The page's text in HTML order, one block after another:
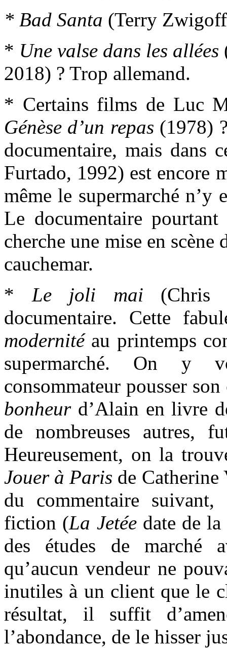
* Bad Santa (Terry
* Une valse dans les allées
2018) ? Trop allemand.
* Certains films de Luc
Génèse d’un repas (1978)
documentaire, mais dans
Furtado, 1992) est encore
même le supermarché n’y
Le documentaire
cherche une mise en scène
cauchemar.
* Le joli mai (Chris
documentaire. Cette
modernitéau printemps
supermarché. On y
consommateur pousser
bonheurd’Alain en livre
de nombreuses autres,
Heureusement, on la
Jouer à Paris de
du commentaire
fiction (La Jetéedate de la
des études de marché
qu’aucun vendeur ne
inutiles à un client que le
résultat, il suffit
l’abondance, de le hisser